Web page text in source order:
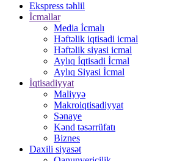
Ekspress təhlil
İcmallar
Media İcmalı
Həftəlik iqtisadi icmal
Həftəlik siyasi icmal
Aylıq İqtisadi İcmal
Aylıq Siyasi İcmal
İqtisadiyyat
Maliyyə
Makroiqtisadiyyat
Sənaye
Kənd təsərrüfatı
Biznes
Daxili siyasət